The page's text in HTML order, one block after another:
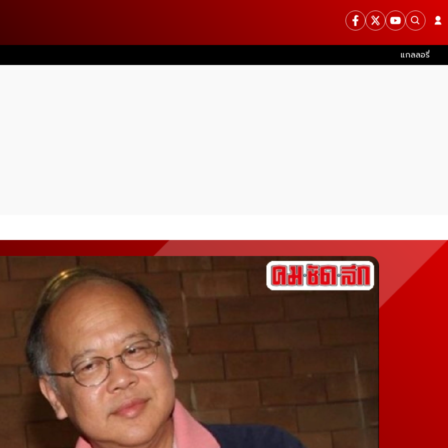
แกลลอรี่